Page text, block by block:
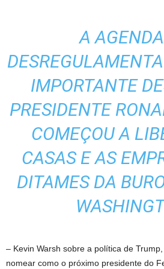
A
IMPORTANTE
PRESIDENTE
COMEÇOU A
CASAS E AS
DITAMES DA
– Kevin Warsh sobre a política de
nomear como o próximo presidente do